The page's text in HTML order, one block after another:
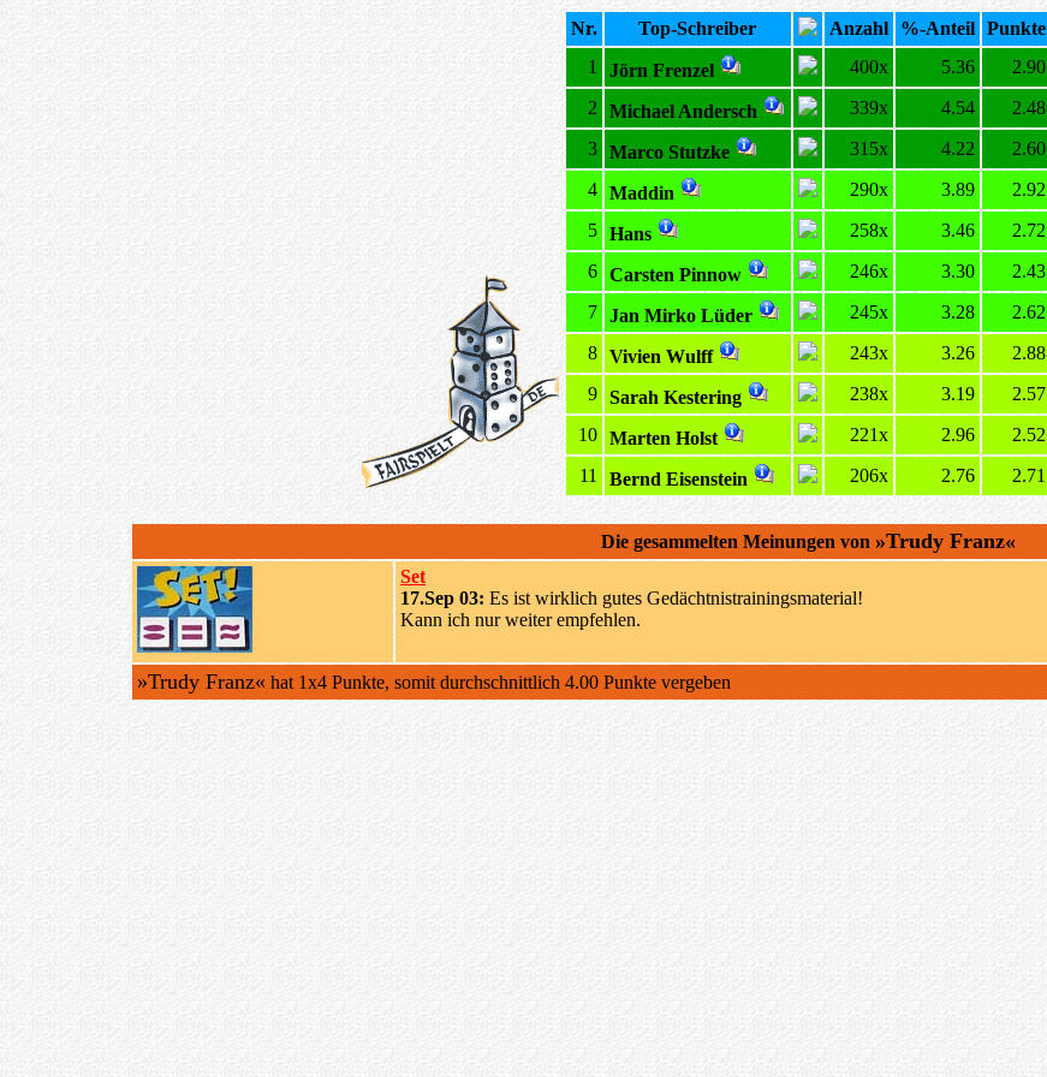
Nr. Top-Schreiber Anzahl %-Anteil
Punkte
1
Jörn Frenzel 400x 5.36
2.90
2
Michael Andersch 339x 4.54
2.48
3
Marco Stutzke 315x 4.22
2.60
4
Maddin 290x 3.89
2.92
5
Hans 258x 3.46
2.72
6
Carsten Pinnow 246x 3.30
2.43
7
Jan Mirko Lüder 245x 3.28
2.62
8
Vivien Wulff 243x 3.26
2.88
9
Sarah Kestering 238x 3.19
2.57
10
Marten Holst 221x 2.96
2.52
11
Bernd Eisenstein 206x 2.76 2.71
Die gesammelten Meinungen von »Trudy Franz«
Set
17.Sep 03: Es ist wirklich gutes Gedächtnistrainingsmaterial!
Kann ich nur weiter empfehlen.
»Trudy Franz« hat 1x4 Punkte, somit durchschnittlich 4.00 Punkte vergeben